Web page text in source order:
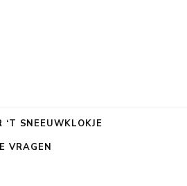
SNEEUWKLOKJE
VRAGEN